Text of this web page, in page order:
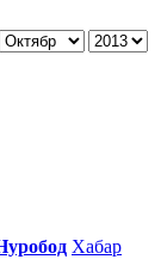
Хабар